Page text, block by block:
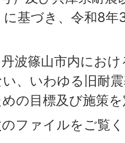
基づき、令和8年
波篠山市内にお
、いわゆる旧耐
の目標及び施策
ファイルをご覧